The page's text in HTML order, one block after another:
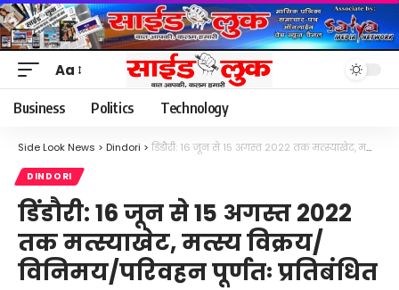
Font
Resizer
Aa
Business Politics Technology
Side Look News > Dindori > डिंडौरी: 16 जून से 15 अगस्त 2022 तक मत्स्याखेट, मत्स्य विक्रय/विनिमय/परिवहन पूर्णतः प्रतिबंधित
DINDORI
डिंडौरी: 16 जून से 15 अगस्त 2022
तक मत्स्याखेट, मत्स्य विक्रय/
विनिमय/परिवहन पूर्णतः प्रतिबंधित